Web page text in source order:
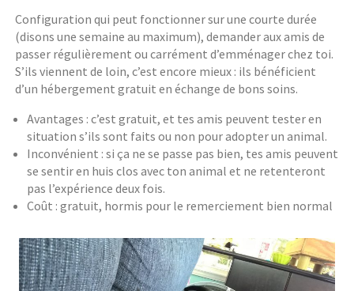
Configuration qui peut fonctionner sur une courte durée
(disons une semaine au maximum), demander aux amis de
passer régulièrement ou carrément d’emménager chez toi.
S’ils viennent de loin, c’est encore mieux : ils bénéficient
d’un hébergement gratuit en échange de bons soins.
Avantages : c’est gratuit, et tes amis peuvent tester en
situation s’ils sont faits ou non pour adopter un animal.
Inconvénient : si ça ne se passe pas bien, tes amis peuvent
se sentir en huis clos avec ton animal et ne retenteront
pas l’expérience deux fois.
Coût : gratuit, hormis pour le remerciement bien normal